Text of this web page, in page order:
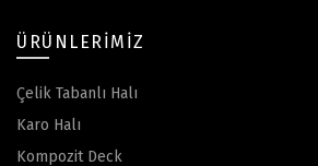
ÜRÜNLERIMIZ
Çelik Tabanlı Halı
Karo Halı
Kompozit Deck